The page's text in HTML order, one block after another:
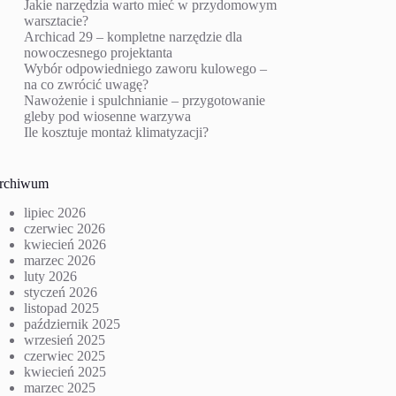
Jakie narzędzia warto mieć w przydomowym
warsztacie?
Archicad 29 – kompletne narzędzie dla
nowoczesnego projektanta
Wybór odpowiedniego zaworu kulowego –
na co zwrócić uwagę?
Nawożenie i spulchnianie – przygotowanie
gleby pod wiosenne warzywa
Ile kosztuje montaż klimatyzacji?
lipiec 2026
czerwiec 2026
kwiecień 2026
marzec 2026
luty 2026
styczeń 2026
listopad 2025
październik 2025
wrzesień 2025
czerwiec 2025
kwiecień 2025
marzec 2025